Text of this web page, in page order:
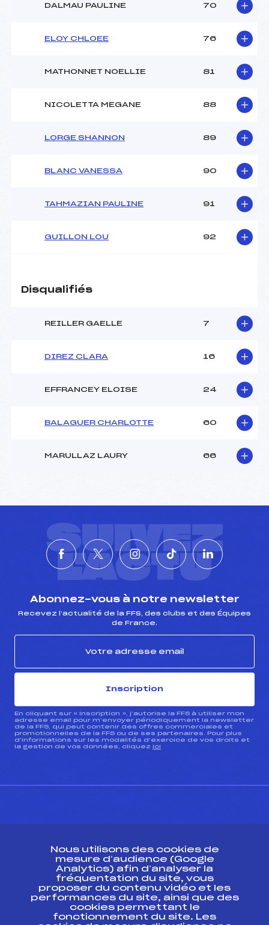
DALMAU PAULINE 70
ELOY CHLOEE 76
MATHONNET NOELLIE 81
NICOLETTA MEGANE 88
LORGE SHANNON 89
BLANC VANESSA 90
TAHMAZIAN PAULINE 91
GUILLON LOU 92
Disqualifiés
REILLER GAELLE 7
DIREZ CLARA 16
EFFRANCEY ELOISE 24
BALAGUER CHARLOTTE 60
MARULLAZ LAURY 66
SUIVEZ
L'ACTU
Abonnez-vous à notre newsletter
Recevez l’actualité de la FFS, des clubs et des Équipes
de France.
Inscription
En cliquant sur « inscription », j’autorise la FFS à utiliser mon
adresse email pour m’envoyer périodiquement la newsletter
de la FFS, qui peut contenir des offres commerciales et
promotionnelles de la FFS ou de ses partenaires. Pour plus
d’informations sur les modalités d’exercice de vos droits et
la gestion de vos données, cliquez ici
Ressources
Pass’Neige
Projet sportif fédéral
Nous utilisons des cookies de
mesure d’audience (Google
Analytics) afin d’analyser la
fréquentation du site, vous
proposer du contenu vidéo et les
performances du site, ainsi que des
cookies permettant le
fonctionnement du site. Les